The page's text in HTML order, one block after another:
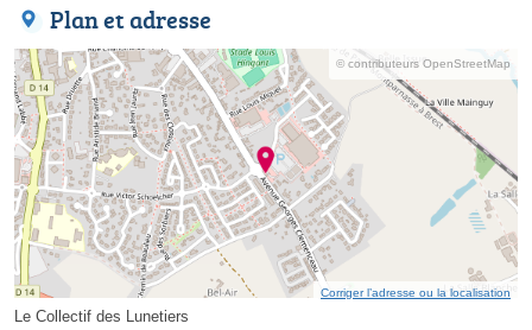
Plan et adresse
© contributeurs OpenStreetMap
Corriger l’adresse ou la localisation
Le Collectif des Lunetiers